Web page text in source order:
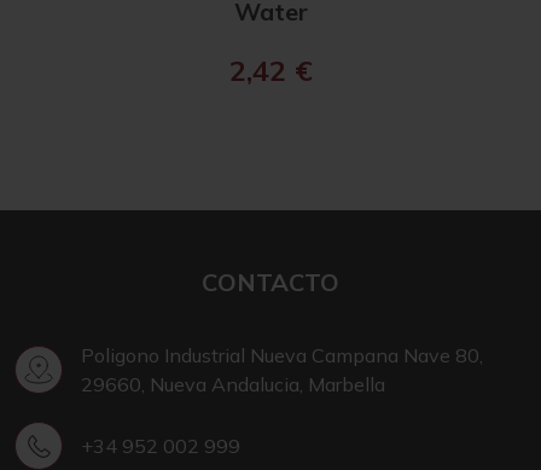
Water
2,42 €
CONTACTO
Poligono Industrial Nueva Campana Nave 80,
29660, Nueva Andalucia, Marbella
+34 952 002 999